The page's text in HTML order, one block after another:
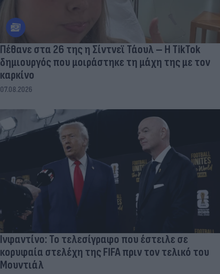
Πέθανε στα 26 της η Σίντνεϊ Τάουλ – Η TikTok
δημιουργός που μοιράστηκε τη μάχη της με τον
καρκίνο
07.08.2026
Ινφαντίνο: Το τελεσίγραφο που έστειλε σε
κορυφαία στελέχη της FIFA πριν τον τελικό του
Μουντιάλ